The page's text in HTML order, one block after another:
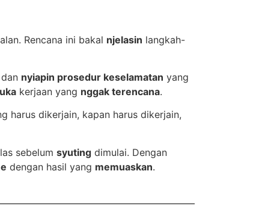
Rencana ini bakal njelasin langkah-
nyiapin prosedur keselamatan yang
kerjaan yang nggak terencana.
harus dikerjain, kapan harus dikerjain,
sebelum syuting dimulai. Dengan
dengan hasil yang memuaskan.